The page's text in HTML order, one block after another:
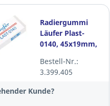
Radiergummi
Läufer Plast-
0140, 45x19mm,
Bestell-Nr.:
3.399.405
Kunde?